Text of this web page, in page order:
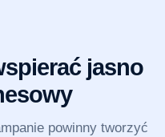
jasno
powinny tworzyć